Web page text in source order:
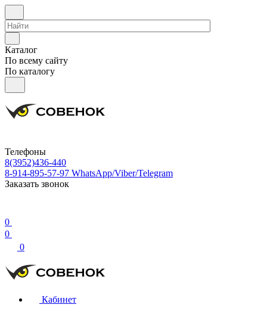
Каталог
По всему сайту
По каталогу
Телефоны
8(3952)436-440
8-914-895-57-97 WhatsApp/Viber/Telegram
Заказать звонок
0
0
0
Кабинет